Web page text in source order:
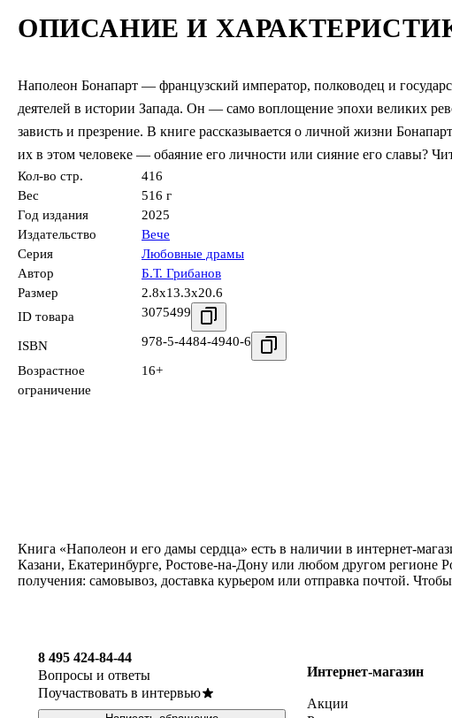
ОПИСАНИЕ И
Наполеон Бонапарт — французский император, полководец и
деятелей в истории Запада. Он — само воплощение эпохи великих
зависть и презрение. В книге рассказывается о личной жизни
их в этом человеке — обаяние его личности или сияние его славы?
Кол-во стр.
416
Вес
516 г
Год издания
2025
Издательство
Вече
Серия
Любовные драмы
Автор
Б.Т. Грибанов
Размер
2.8x13.3x20.6
ID товара
3075499
ISBN 978-5-4484-4940-6
Возрастное
ограничение
16+
Книга «Наполеон и его дамы сердца» есть в наличии в интернет-
Казани, Екатеринбурге, Ростове-на-Дону или любом другом регионе
получения: самовывоз, доставка курьером или отправка почтой.
8 495 424-84-44
Вопросы и ответы
Поучаствовать в интервью
Интернет-магазин
Акции